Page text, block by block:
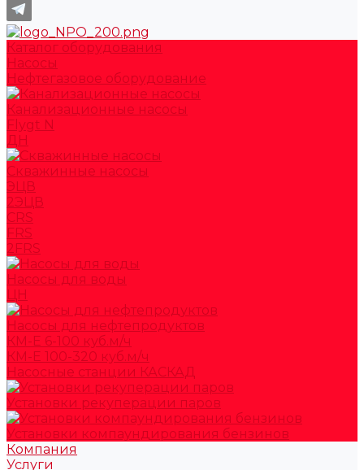
Каталог оборудования
Насосы
Нефтегазовое оборудование
Канализационные насосы
Flygt N
ДН
Скважинные насосы
ЭЦВ
2ЭЦВ
CRS
FRS
2FRS
Насосы для воды
ЦН
Насосы для нефтепродуктов
КМ-Е 6-100 куб.м/ч
КМ-Е 100-320 куб.м/ч
Насосные станции КАСКАД
Установки рекуперации паров
Установки компаундирования бензинов
Компания
Услуги